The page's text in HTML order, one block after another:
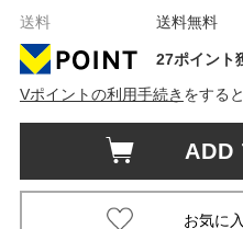
送料
送料無料
27ポイント
Vポイントの利用手続き をする
ADD